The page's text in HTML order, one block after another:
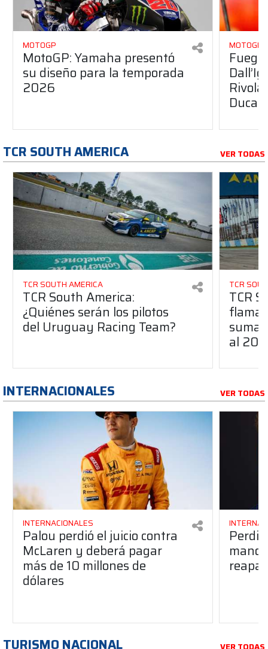
MOTOGP
MotoGP: Yamaha presentó
su diseño para la temporada
2026
MOTOGP
Ducati
TCR SOUTH AMERICA VER TODAS
TCR SOUTH AMERICA
TCR South America:
¿Quiénes serán los pilotos
del Uruguay Racing Team?
TCR
TCR
suma
al
INTERNACIONALES VER TODAS
INTERNACIONALES
Palou perdió el juicio contra
McLaren y deberá pagar
más de 10 millones de
dólares
TURISMO NACIONAL